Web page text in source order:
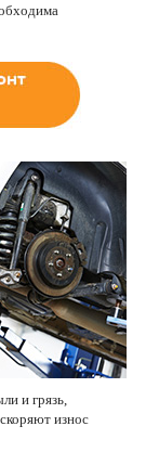
и грязь,
износ